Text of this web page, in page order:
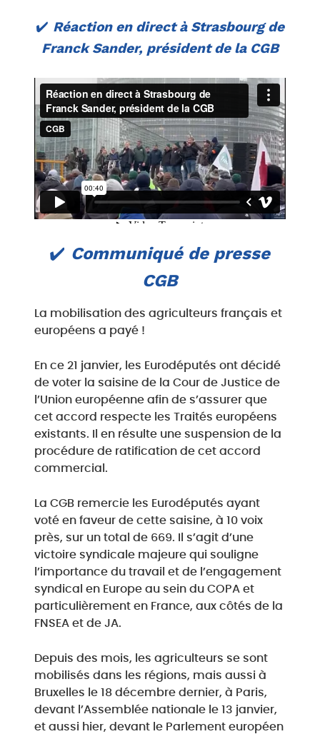
✔️ Réaction en direct à Strasbourg de
Franck Sander, président de la CGB
✔️ Communiqué de presse
CGB
La mobilisation des agriculteurs français et
européens a payé !
En ce 21 janvier, les Eurodéputés ont décidé
de voter la saisine de la Cour de Justice de
l’Union européenne afin de s’assurer que
cet accord respecte les Traités européens
existants. Il en résulte une suspension de la
procédure de ratification de cet accord
commercial.
La CGB remercie les Eurodéputés ayant
voté en faveur de cette saisine, à 10 voix
près, sur un total de 669. Il s’agit d’une
victoire syndicale majeure qui souligne
l’importance du travail et de l’engagement
syndical en Europe au sein du COPA et
particulièrement en France, aux côtés de la
FNSEA et de JA.
Depuis des mois, les agriculteurs se sont
mobilisés dans les régions, mais aussi à
Bruxelles le 18 décembre dernier, à Paris,
devant l’Assemblée nationale le 13 janvier,
et aussi hier, devant le Parlement européen